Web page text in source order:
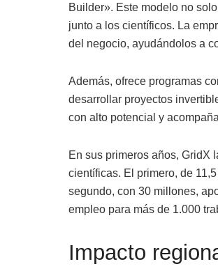
Builder». Este modelo no
junto a los científicos. La
del negocio, ayudándolos a
Además, ofrece programas
desarrollar proyectos
con alto potencial y
En sus primeros años, GridX
científicas. El primero, de
segundo, con 30 millones,
empleo para más de 1.000
Impacto